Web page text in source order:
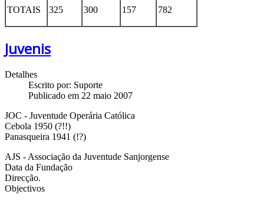
TOTAIS 325 300 157 782
Juvenis
Detalhes
Escrito por: Suporte
Publicado em 22 maio 2007
JOC - Juventude Operária Católica
Cebola 1950 (?!!)
Panasqueira 1941 (!?)
AJS - Associação da Juventude Sanjorgense
Data da Fundação
Direcção.
Objectivos